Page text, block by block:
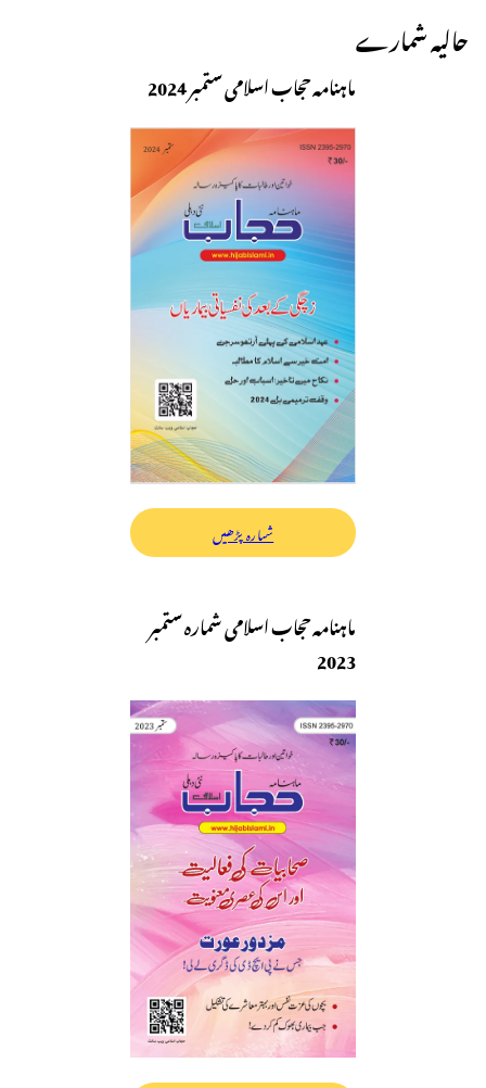
حالیہ شمارے
ماہنامہ حجاب اسلامی ستمبر 2024
شمارہ پڑھیں
ماہنامہ حجاب اسلامی شمارہ ستمبر
2023